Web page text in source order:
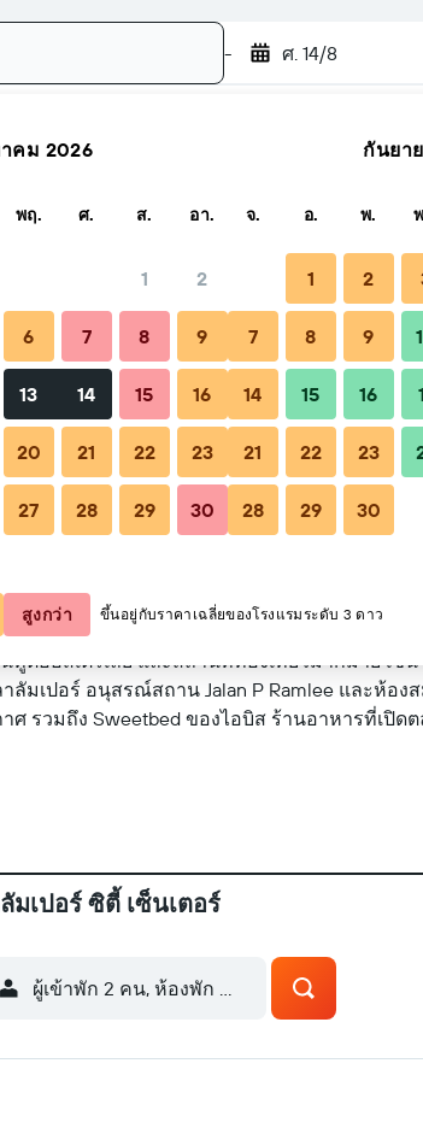
- ศ. 14/8
จองได้เมื่อใด เคล็ดลับและคำถามที่พบบ่อย ที่
อสเตรเลีย และสถานที่ท่องเที่ยวมากมาย เช่น
เปอร์ อนุสรณ์สถาน Jalan P Ramlee และห้อง
ศ รวมถึง Sweetbed ของไอบิส ร้านอาหารที่เ
มเปอร์ ซิตี้ เซ็นเตอร์
ผู้เข้าพัก 2 คน, ห้องพัก 1 ห้อง
คม 2026
พฤ. ศ. ส. อา.
1 2
6 7 8 9
13 14 15 16
20 21 22 23
27 28 29 30
กันยา
จ. อ. พ.
1 2
7 8 9
14 15 16
21 22 23
28 29 30
สูงกว่า ขึ้นอยู่กับราคาเฉลี่ยของโรงแรมระดับ 3 ดาว